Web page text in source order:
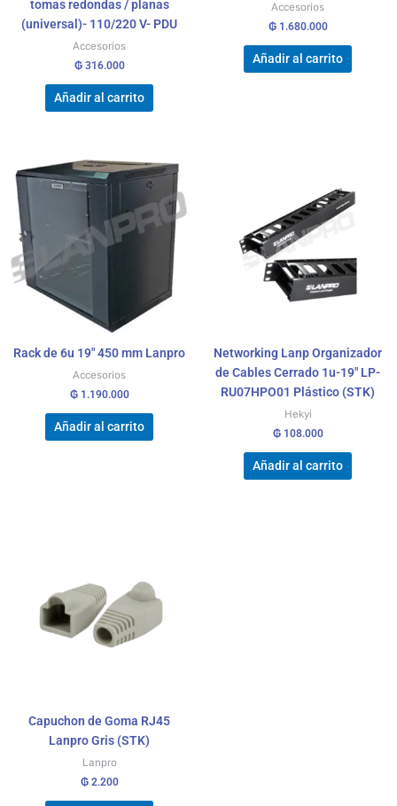
tomas redondas / planas
(universal)- 110/220 V- PDU
Accesorios
₲316.000
Añadir al carrito
Accesorios
₲1.680.000
Añadir al carrito
Rack de 6u 19″ 450 mm Lanpro
Accesorios
₲1.190.000
Añadir al carrito
Networking Lanp Organizador
de Cables Cerrado 1u-19″ LP-
RU07HPO01 Plástico (STK)
Hekyi
₲108.000
Añadir al carrito
Capuchon de Goma RJ45
Lanpro Gris (STK)
Lanpro
₲2.200